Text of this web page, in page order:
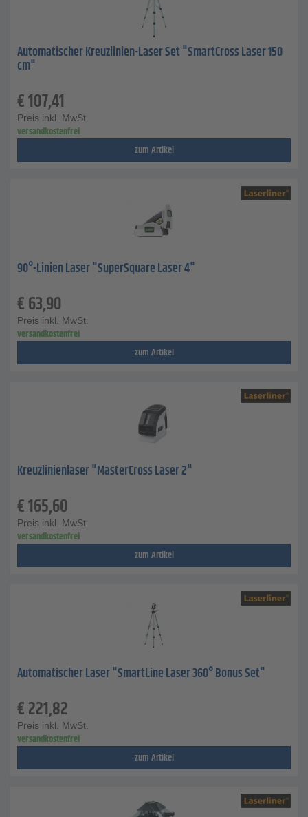
Automatischer Kreuzlinien-Laser Set "SmartCross Laser 150
cm"
€107,41
Preis inkl. MwSt.
versandkostenfrei
zum Artikel
90°-Linien Laser "SuperSquare Laser 4"
€63,90
Preis inkl. MwSt.
versandkostenfrei
zum Artikel
Kreuzlinienlaser "MasterCross Laser 2"
€165,60
Preis inkl. MwSt.
versandkostenfrei
zum Artikel
Automatischer Laser "SmartLine Laser 360° Bonus Set"
€221,82
Preis inkl. MwSt.
versandkostenfrei
zum Artikel